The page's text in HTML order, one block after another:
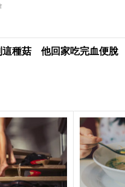
這種菇 他回家吃完血便脫